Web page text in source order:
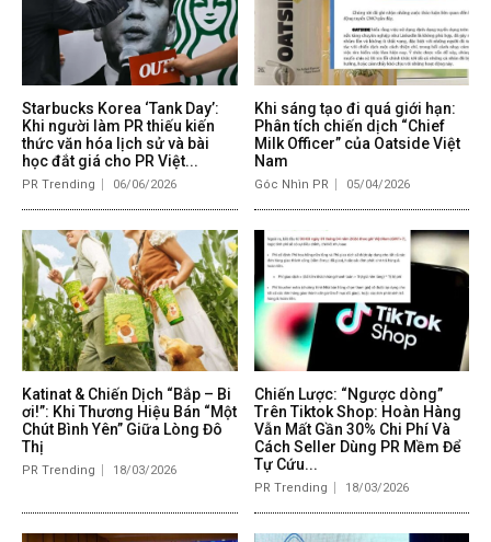
Starbucks Korea ‘Tank Day’:
Khi người làm PR thiếu kiến
thức văn hóa lịch sử và bài
học đắt giá cho PR Việt...
PR Trending 06/06/2026
Khi sáng tạo đi quá giới hạn:
Phân tích chiến dịch “Chief
Milk Officer” của Oatside Việt
Nam
Góc Nhìn PR 05/04/2026
Katinat & Chiến Dịch “Bắp – Bi
ơi!”: Khi Thương Hiệu Bán “Một
Chút Bình Yên” Giữa Lòng Đô
Thị
PR Trending 18/03/2026
Chiến Lược: “Ngược dòng”
Trên Tiktok Shop: Hoàn Hàng
Vẫn Mất Gần 30% Chi Phí Và
Cách Seller Dùng PR Mềm Để
Tự Cứu...
PR Trending 18/03/2026